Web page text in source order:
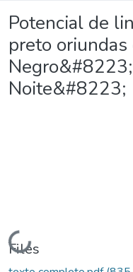
Potencial de
preto
Noite&#8223;
Loading...
Files